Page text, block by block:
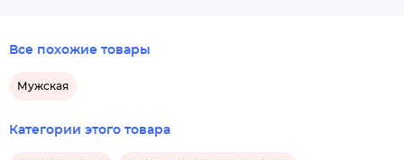
Все похожие товары
Мужская
Категории этого товара